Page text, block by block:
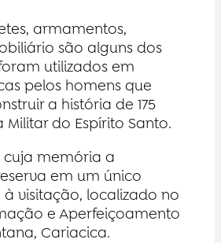
armamentos,
são alguns dos
utilizados em
pelos homens que
a história de 175
Militar do Espírito Santo.
memória a
em um único
visitação, localizado no
e Aperfeiçoamento
Cariacica.